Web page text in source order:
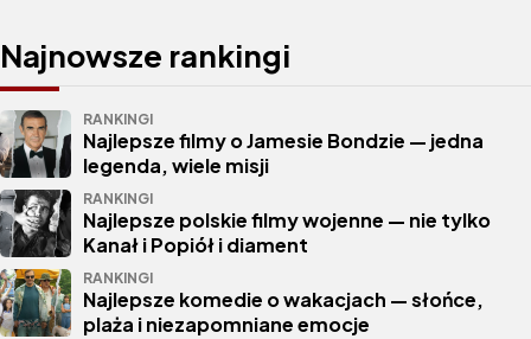
Najnowsze rankingi
RANKINGI
Najlepsze filmy o Jamesie Bondzie — jedna
legenda, wiele misji
RANKINGI
Najlepsze polskie filmy wojenne — nie tylko
Kanał i Popiół i diament
RANKINGI
Najlepsze komedie o wakacjach — słońce,
plaża i niezapomniane emocje